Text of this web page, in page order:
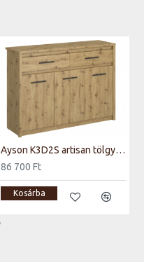
Ayson K3D2S artisan tölgy komód
86 700 Ft
Kosárba